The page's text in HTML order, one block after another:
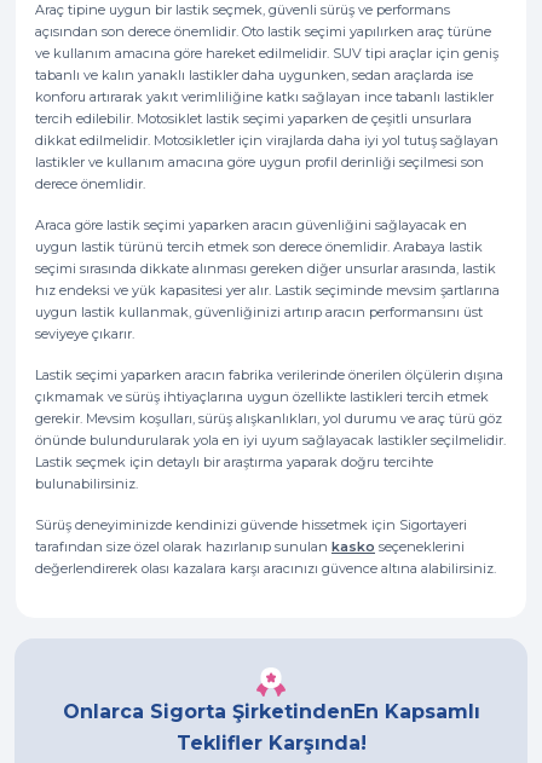
Onlarca Sigorta Şirketinden En Kapsamlı
Teklifler Karşında!
Araç tipine uygun bir lastik seçmek, güvenli sürüş ve performans
açısından son derece önemlidir. Oto lastik seçimi yapılırken araç türüne
ve kullanım amacına göre hareket edilmelidir. SUV tipi araçlar için geniş
tabanlı ve kalın yanaklı lastikler daha uygunken, sedan araçlarda ise
konforu artırarak yakıt verimliliğine katkı sağlayan ince tabanlı lastikler
tercih edilebilir. Motosiklet lastik seçimi yaparken de çeşitli unsurlara
dikkat edilmelidir. Motosikletler için virajlarda daha iyi yol tutuş sağlayan
lastikler ve kullanım amacına göre uygun profil derinliği seçilmesi son
derece önemlidir.
Araca göre lastik seçimi yaparken aracın güvenliğini sağlayacak en
uygun lastik türünü tercih etmek son derece önemlidir. Arabaya lastik
seçimi sırasında dikkate alınması gereken diğer unsurlar arasında, lastik
hız endeksi ve yük kapasitesi yer alır. Lastik seçiminde mevsim şartlarına
uygun lastik kullanmak, güvenliğinizi artırıp aracın performansını üst
seviyeye çıkarır.
Lastik seçimi yaparken aracın fabrika verilerinde önerilen ölçülerin dışına
çıkmamak ve sürüş ihtiyaçlarına uygun özellikte lastikleri tercih etmek
gerekir. Mevsim koşulları, sürüş alışkanlıkları, yol durumu ve araç türü göz
önünde bulundurularak yola en iyi uyum sağlayacak lastikler seçilmelidir.
Lastik seçmek için detaylı bir araştırma yaparak doğru tercihte
bulunabilirsiniz.
Sürüş deneyiminizde kendinizi güvende hissetmek için Sigortayeri
tarafından size özel olarak hazırlanıp sunulan kasko seçeneklerini
değerlendirerek olası kazalara karşı aracınızı güvence altına alabilirsiniz.